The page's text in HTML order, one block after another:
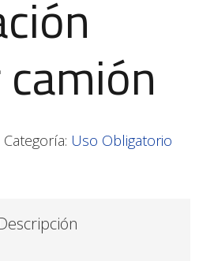
Categoría: Uso Obligatorio